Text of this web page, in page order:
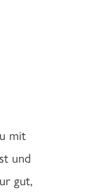
mit
und
gut,